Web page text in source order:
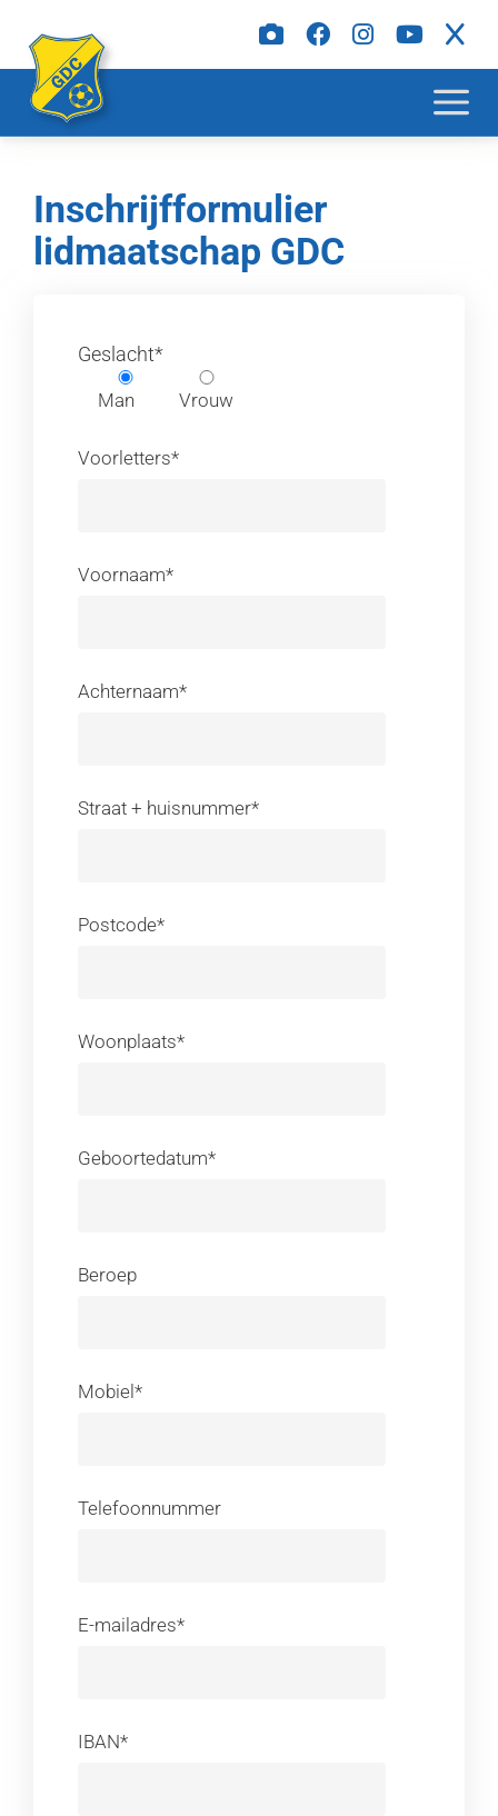
Inschrijfformulier
lidmaatschap GDC
Geslacht*
Man Vrouw
Voorletters*
Voornaam*
Achternaam*
Straat + huisnummer*
Postcode*
Woonplaats*
Geboortedatum*
Beroep
Mobiel*
Telefoonnummer
E-mailadres*
IBAN*